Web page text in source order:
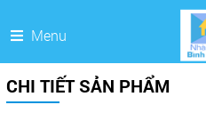
Menu
CHI TIẾT SẢN PHẨM